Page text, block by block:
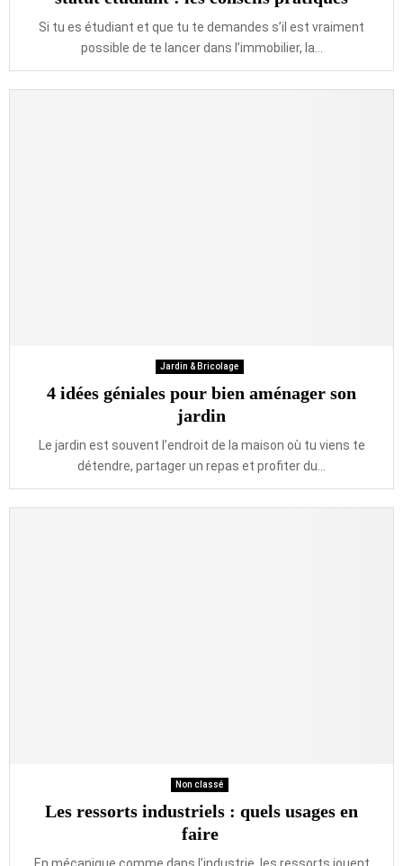
Si tu es étudiant et que tu te demandes s’il est vraiment
possible de te lancer dans l’immobilier, la...
Jardin & Bricolage
4 idées géniales pour bien aménager son
jardin
Le jardin est souvent l’endroit de la maison où tu viens te
détendre, partager un repas et profiter du...
Non classé
Les ressorts industriels : quels usages en
faire